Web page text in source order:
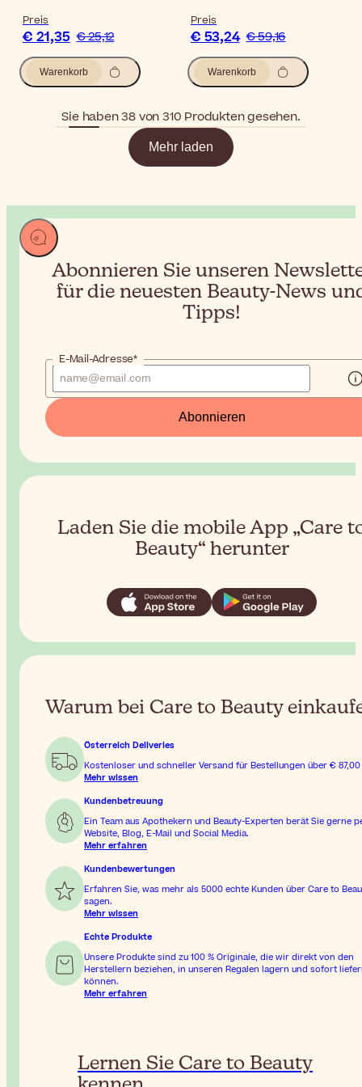
Preis
€ 21,35 € 25,12
Warenkorb
Preis
€ 53,24 € 59,16
Warenkorb
Sie haben 38 von 310 Produkten gesehen.
Mehr laden
Abonnieren Sie unseren
für die neuesten Beauty-News
Tipps!
E-Mail-Adresse*
Abonnieren
Laden Sie die mobile App „Care
Beauty“ herunter
Warum bei Care to Beauty
Österreich Deliveries
Kostenloser und schneller Versand für Bestellungen über € 87,00
Mehr wissen
Kundenbetreuung
Ein Team aus Apothekern und Beauty-Experten berät Sie gerne
Website, Blog, E-Mail und Social Media.
Mehr erfahren
Kundenbewertungen
Erfahren Sie, was mehr als 5000 echte Kunden über Care to
sagen.
Mehr wissen
Echte Produkte
Unsere Produkte sind zu 100 % Originale, die wir direkt von den
Herstellern beziehen, in unseren Regalen lagern und sofort
können.
Mehr erfahren
Lernen Sie Care to Beauty